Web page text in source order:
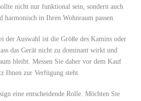
nicht nur funktional sein, sondern auch
harmonisch in Ihren Wohnraum passen.
der Auswahl ist die Größe des Kamins oder
das Gerät nicht zu dominant wirkt und
bleibt. Messen Sie daher vor dem Kauf
Ihnen zur Verfügung steht.
eine entscheidende Rolle. Möchten Sie